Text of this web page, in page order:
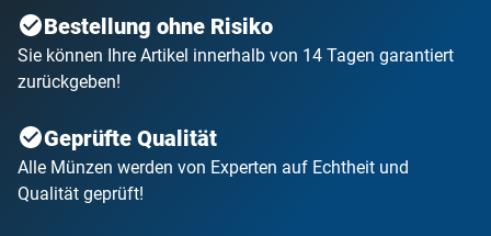
Bestellung ohne Risiko
Sie können Ihre Artikel innerhalb von 14 Tagen garantiert
zurückgeben!
Geprüfte Qualität
Alle Münzen werden von Experten auf Echtheit und
Qualität geprüft!